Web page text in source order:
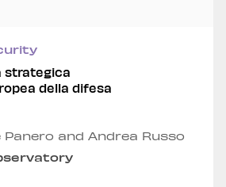
strategica
della difesa
Panero and Andrea Russo